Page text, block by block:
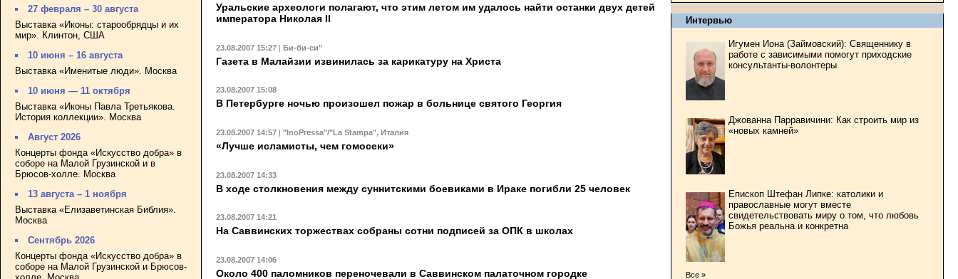
27 февраля – 30 августа
Выставка «Иконы: старообрядцы и их
мир». Клинтон, США
10 июня – 16 августа
Выставка «Именитые люди». Москва
10 июня — 11 октября
Выставка «Иконы Павла Третьякова.
История коллекции». Москва
Август 2026
Концерты фонда «Искусство добра» в
соборе на Малой Грузинской и в
Брюсов-холле. Москва
13 августа – 1 ноября
Выставка «Елизаветинская Библия».
Москва
Сентябрь 2026
Концерты фонда «Искусство добра» в
соборе на Малой Грузинской и Брюсов-
Уральские археологи полагают, что этим летом им удалось найти останки двух детей
императора Николая II
23.08.2007 15:27 | Би-би-си"
Газета в Малайзии извинилась за карикатуру на Христа
23.08.2007 15:08
В Петербурге ночью произошел пожар в больнице cвятого Георгия
23.08.2007 14:57 | "InoPressa"/"La Stampa", Италия
«Лучше исламисты, чем гомосеки»
23.08.2007 14:33
В ходе столкновения между суннитскими боевиками в Ираке погибли 25 человек
23.08.2007 14:21
На Саввинских торжествах собраны сотни подписей за ОПК в школах
23.08.2007 14:06
Около 400 паломников переночевали в Саввинском палаточном городке
Интервью
Игумен Иона (Займовский): Священнику в
работе с зависимыми помогут приходские
консультанты-волонтеры
Джованна Парравичини: Как строить мир из
«новых камней»
Епископ Штефан Липке: католики и
православные могут вместе
свидетельствовать миру о том, что любовь
Божья реальна и конкретна
Все »